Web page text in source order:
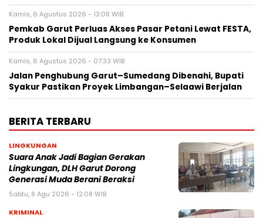
Kamis, 6 Agustus 2026 - 13:08 WIB
Pemkab Garut Perluas Akses Pasar Petani Lewat FESTA,
Produk Lokal Dijual Langsung ke Konsumen
Kamis, 6 Agustus 2026 - 07:33 WIB
Jalan Penghubung Garut–Sumedang Dibenahi, Bupati
Syakur Pastikan Proyek Limbangan–Selaawi Berjalan
BERITA TERBARU
LINGKUNGAN
Suara Anak Jadi Bagian Gerakan
Lingkungan, DLH Garut Dorong
Generasi Muda Berani Beraksi
Sabtu, 8 Agu 2026 - 12:08 WIB
KRIMINAL